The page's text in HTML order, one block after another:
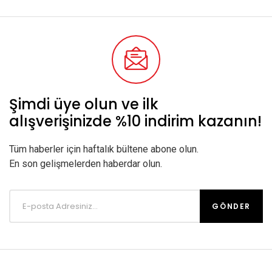
Şimdi üye olun ve ilk
alışverişinizde %10 indirim kazanın!
Tüm haberler için haftalık bültene abone olun.
En son gelişmelerden haberdar olun.